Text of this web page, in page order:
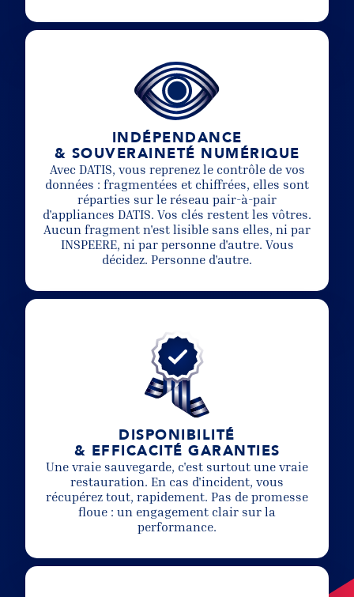
INDÉPENDANCE
& SOUVERAINETÉ NUMÉRIQUE
Avec DATIS, vous reprenez le contrôle de vos
données : fragmentées et chiffrées, elles sont
réparties sur le réseau pair-à-pair
d'appliances DATIS. Vos clés restent les vôtres.
Aucun fragment n'est lisible sans elles, ni par
INSPEERE, ni par personne d'autre. Vous
décidez. Personne d'autre.
DISPONIBILITÉ
& EFFICACITÉ GARANTIES
Une vraie sauvegarde, c'est surtout une vraie
restauration. En cas d'incident, vous
récupérez tout, rapidement. Pas de promesse
floue : un engagement clair sur la
performance.